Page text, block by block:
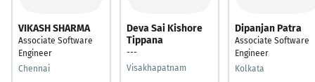
VIKASH SHARMA
Associate Software
Engineer
Chennai
Deva Sai Kishore
Tippana
---
Visakhapatnam
Dipanjan Patra
Associate Software
Engineer
Kolkata